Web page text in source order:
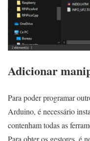
Adicionar
Para poder programar
Arduino, é necessário
contenham todas as
Para obter os gestores, é